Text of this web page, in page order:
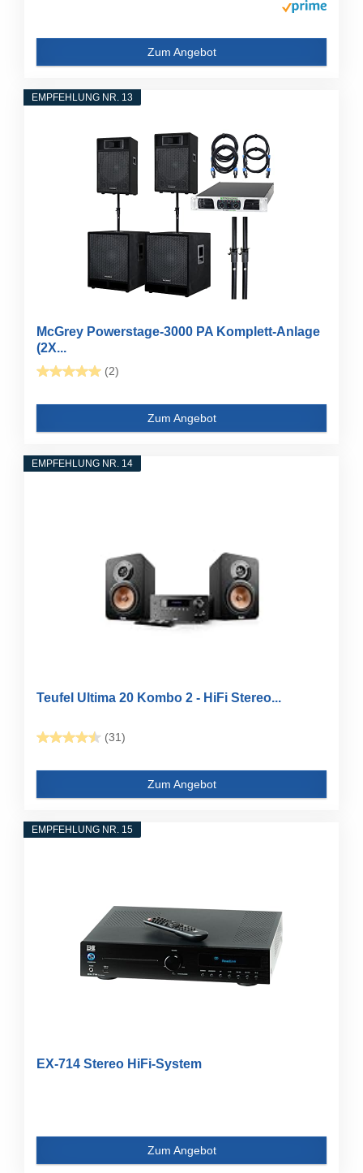
Zum Angebot
EMPFEHLUNG NR. 13
McGrey Powerstage-3000 PA Komplett-Anlage
(2X...
(2)
Zum Angebot
EMPFEHLUNG NR. 14
Teufel Ultima 20 Kombo 2 - HiFi Stereo...
(31)
Zum Angebot
EMPFEHLUNG NR. 15
EX-714 Stereo HiFi-System
Zum Angebot